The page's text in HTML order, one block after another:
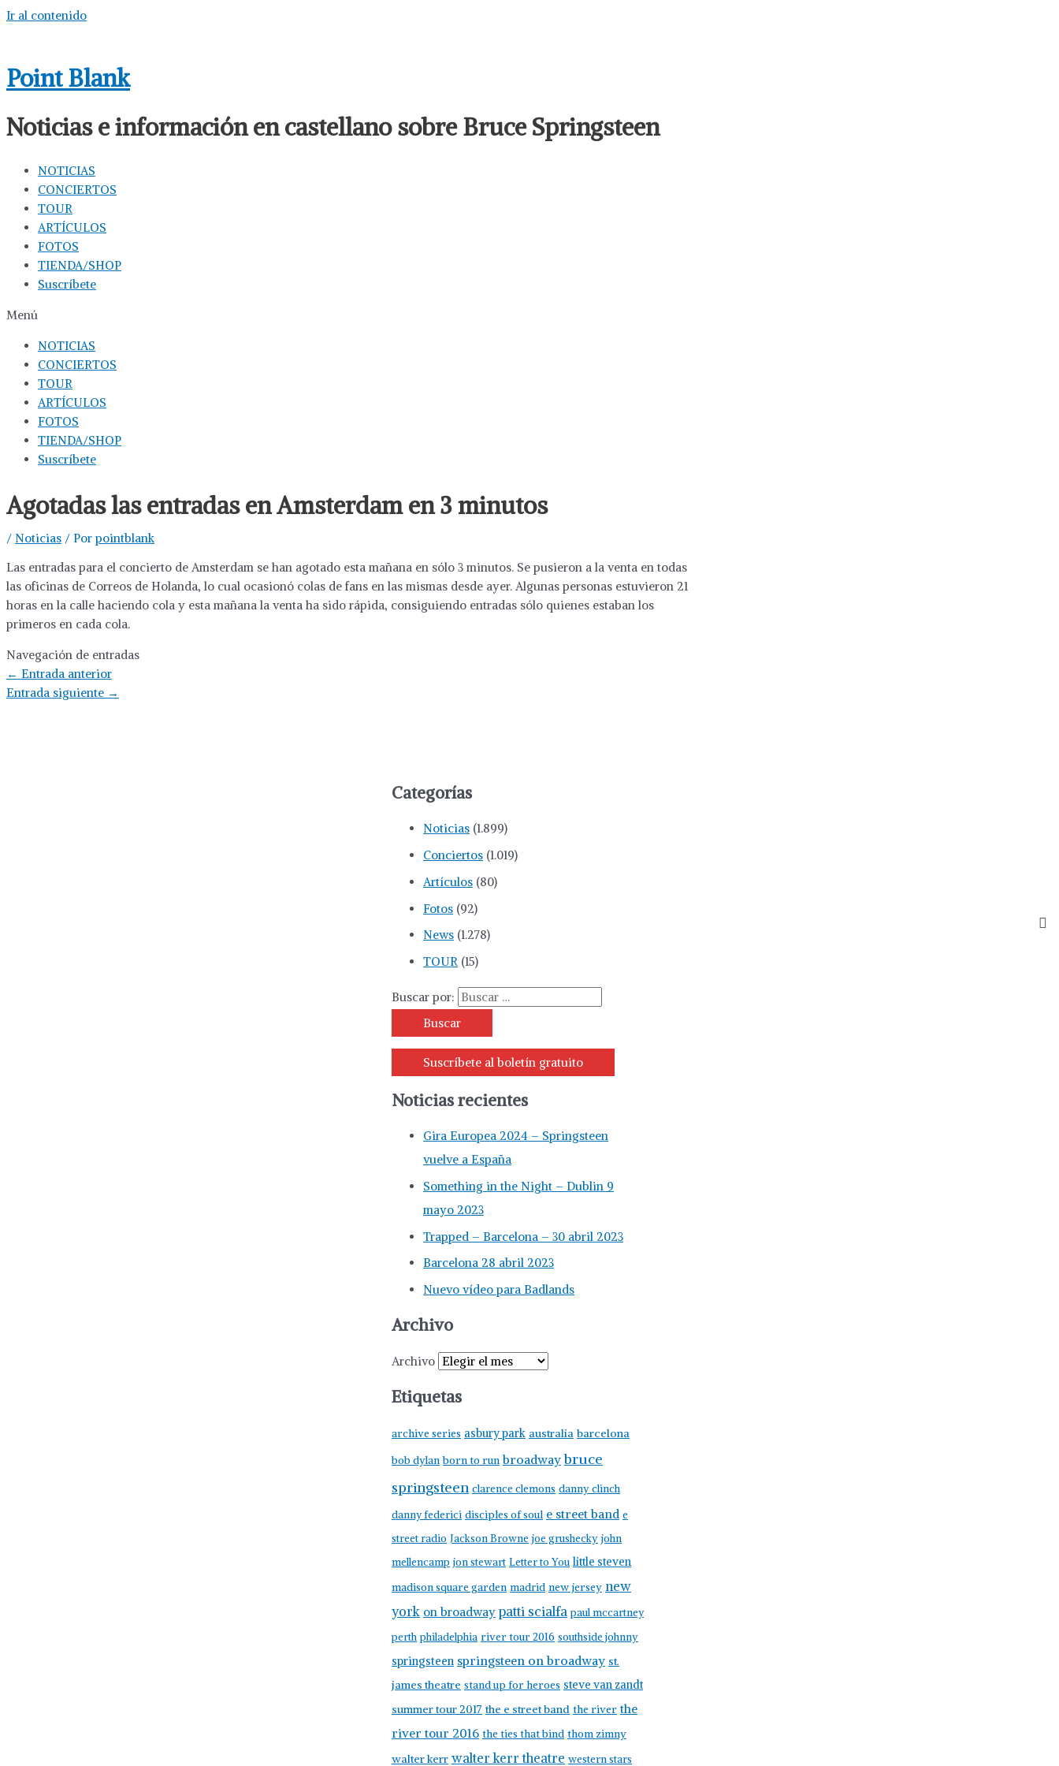
Ir al contenido
Point Blank
Noticias e información en castellano sobre Bruce Springsteen
NOTICIAS
CONCIERTOS
TOUR
ARTÍCULOS
FOTOS
TIENDA/SHOP
Suscríbete
Menú
NOTICIAS
CONCIERTOS
TOUR
ARTÍCULOS
FOTOS
TIENDA/SHOP
Suscríbete
Agotadas las entradas en Amsterdam en 3 minutos
/ Noticias / Por pointblank
Las entradas para el concierto de Amsterdam se han agotado esta mañana en sólo 3 minutos. Se pusieron a la venta en todas
las oficinas de Correos de Holanda, lo cual ocasionó colas de fans en las mismas desde ayer. Algunas personas estuvieron 21
horas en la calle haciendo cola y esta mañana la venta ha sido rápida, consiguiendo entradas sólo quienes estaban los
primeros en cada cola.
Navegación de entradas
← Entrada anterior
Entrada siguiente →
Categorías
Noticias (1.899)
Conciertos (1.019)
Artículos (80)
Fotos (92)
News (1.278)
TOUR (15)
Buscar por:
Suscríbete al boletín gratuito
Noticias recientes
Gira Europea 2024 – Springsteen
vuelve a España
Something in the Night – Dublin 9
mayo 2023
Trapped – Barcelona – 30 abril 2023
Barcelona 28 abril 2023
Nuevo vídeo para Badlands
Archivo
Archivo
Etiquetas
archive series asbury park australia barcelona
bob dylan born to run broadway bruce
springsteen clarence clemons danny clinch
danny federici disciples of soul e street band e
street radio Jackson Browne joe grushecky john
mellencamp jon stewart Letter to You little steven
madison square garden madrid new jersey new
york on broadway patti scialfa paul mccartney
perth philadelphia river tour 2016 southside johnny
springsteen springsteen on broadway st.
james theatre stand up for heroes steve van zandt
summer tour 2017 the e street band the river the
river tour 2016 the ties that bind thom zimny
walter kerr walter kerr theatre western stars